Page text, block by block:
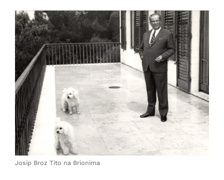
Josip Broz Tito na Brionima